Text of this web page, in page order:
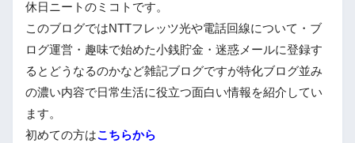
休日ニートのミコトです。
このブログではNTTフレッツ光や電話回線について・ブ
ログ運営・趣味で始めた小銭貯金・迷惑メールに登録す
るとどうなるのかなど雑記ブログですが特化ブログ並み
の濃い内容で日常生活に役立つ面白い情報を紹介してい
ます。
初めての方はこちらから